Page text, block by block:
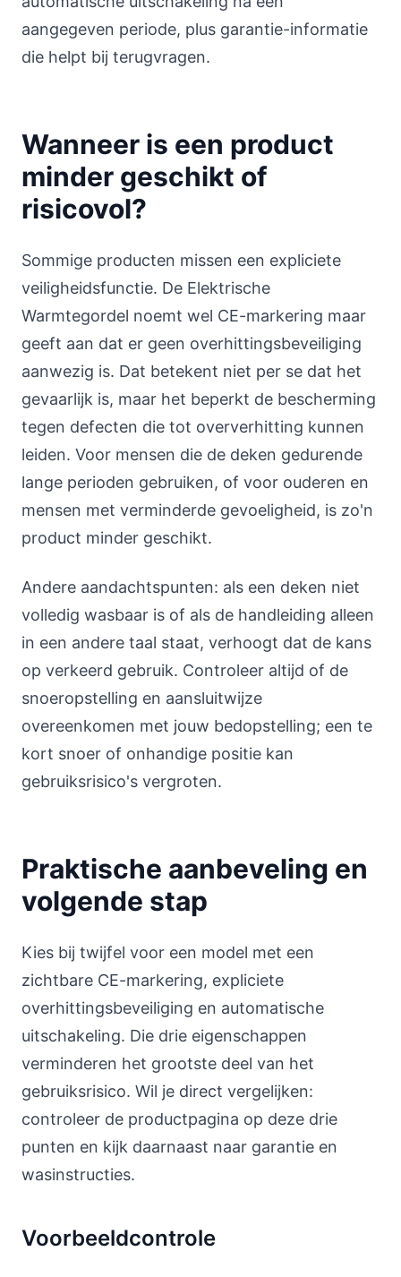
aangegeven periode, plus garantie-informatie
die helpt bij terugvragen.
Wanneer is een product
minder geschikt of
risicovol?
Sommige producten missen een expliciete
veiligheidsfunctie. De Elektrische
Warmtegordel noemt wel CE-markering maar
geeft aan dat er geen overhittingsbeveiliging
aanwezig is. Dat betekent niet per se dat het
gevaarlijk is, maar het beperkt de bescherming
tegen defecten die tot oververhitting kunnen
leiden. Voor mensen die de deken gedurende
lange perioden gebruiken, of voor ouderen en
mensen met verminderde gevoeligheid, is zo'n
product minder geschikt.
Andere aandachtspunten: als een deken niet
volledig wasbaar is of als de handleiding alleen
in een andere taal staat, verhoogt dat de kans
op verkeerd gebruik. Controleer altijd of de
snoeropstelling en aansluitwijze
overeenkomen met jouw bedopstelling; een te
kort snoer of onhandige positie kan
gebruiksrisico's vergroten.
Praktische aanbeveling en
volgende stap
Kies bij twijfel voor een model met een
zichtbare CE-markering, expliciete
overhittingsbeveiliging en automatische
uitschakeling. Die drie eigenschappen
verminderen het grootste deel van het
gebruiksrisico. Wil je direct vergelijken:
controleer de productpagina op deze drie
punten en kijk daarnaast naar garantie en
wasinstructies.
Voorbeeldcontrole